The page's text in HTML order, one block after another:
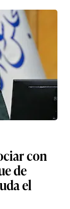
con
de
el